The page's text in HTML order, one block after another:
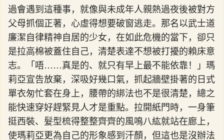
過會遇到這種事，就像與未成年人親熱過夜後被對方
父母抓個正著，心虛得想要破窗逃走。那名以武士道
廉潔自律精神自居的少女，在如此危機的當下，卻只
是拉高棉被蓋住自己，清楚表達不想被打擾的賴床意
志。「唔……真是的、就只有早上最不能依靠！」瑪
莉亞宣告放棄，深吸好幾口氣，抓起牆壁掛著的日式
單衣匆忙套在身上，腰帶的綁法也不是很清楚，總之
能快速穿好趕緊見人才是重點。拉開紙門時，一身筆
挺西裝、髮型梳得整整齊齊的風鳴八紘就站在廊上，
使瑪莉亞更為自己的形象感到汗顏，但這也是沒辦法